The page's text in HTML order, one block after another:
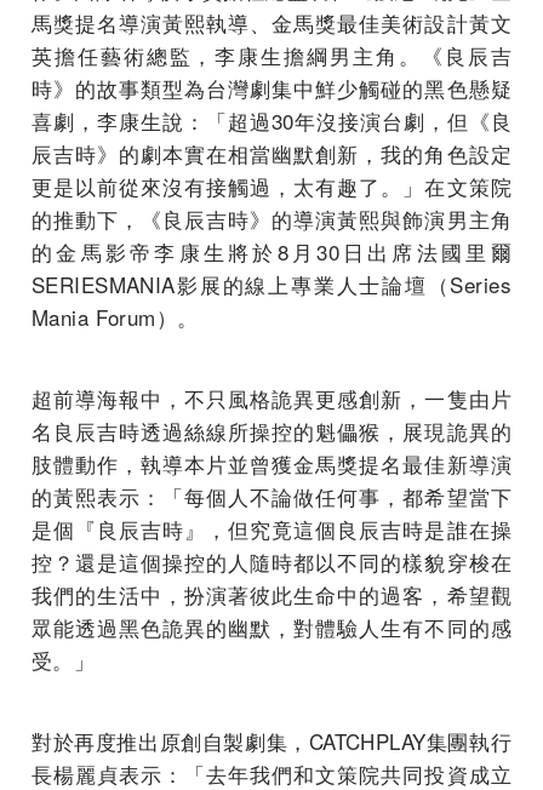
馬獎提名導演黃熙執導、金馬獎最佳美術設計黃文
英擔任藝術總監，李康生擔綱男主角。《良辰吉
時》的故事類型為台灣劇集中鮮少觸碰的黑色懸疑
喜劇，李康生說：「超過30年沒接演台劇，但《良
辰吉時》的劇本實在相當幽默創新，我的角色設定
更是以前從來沒有接觸過，太有趣了。」在文策院
的推動下，《良辰吉時》的導演黃熙與飾演男主角
的金馬影帝李康生將於8月30日出席法國里爾
SERIESMANIA影展的線上專業人士論壇（Series
Mania Forum）。
超前導海報中，不只風格詭異更感創新，一隻由片
名良辰吉時透過絲線所操控的魁儡猴，展現詭異的
肢體動作，執導本片並曾獲金馬獎提名最佳新導演
的黃熙表示：「每個人不論做任何事，都希望當下
是個『良辰吉時』，但究竟這個良辰吉時是誰在操
控？還是這個操控的人隨時都以不同的樣貌穿梭在
我們的生活中，扮演著彼此生命中的過客，希望觀
眾能透過黑色詭異的幽默，對體驗人生有不同的感
受。」
對於再度推出原創自製劇集，CATCHPLAY集團執行
長楊麗貞表示：「去年我們和文策院共同投資成立